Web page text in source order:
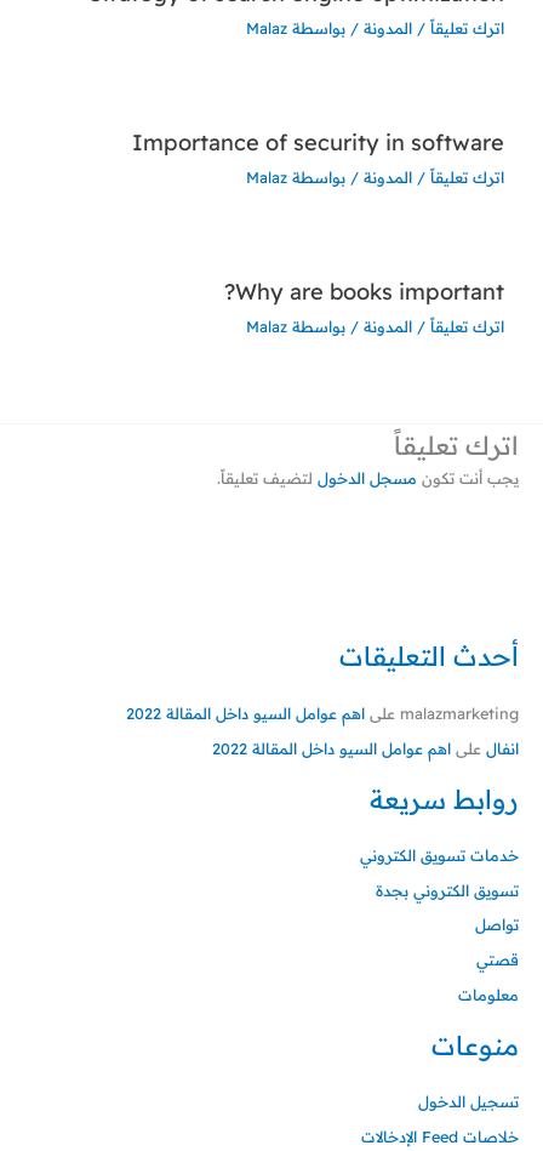
أحدث التعليقات
malazmarketing على اهم عوامل السيو داخل المقالة 2022
انفال على اهم عوامل السيو داخل المقالة 2022
روابط سريعة
خدمات تسويق الكتروني
تسويق الكتروني بجدة
تواصل
قصتي
معلومات
منوعات
تسجيل الدخول
خلاصات Feed الإدخالات
اترك تعليقاً / المدونة/ بواسطة Malaz
Importance of security in software
اترك تعليقاً / المدونة/ بواسطة Malaz
Why are books important?
اترك تعليقاً / المدونة/ بواسطة Malaz
اترك تعليقاً
يجب أنت تكون مسجل الدخول لتضيف تعليقاً.